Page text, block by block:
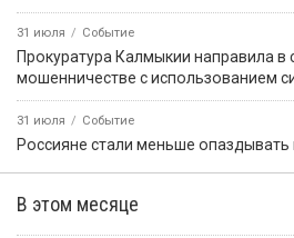
31 июля Событие
Прокуратура Калмыкии направила в
мошенничестве с использованием
31 июля Событие
Россияне стали меньше опаздывать
В этом месяце